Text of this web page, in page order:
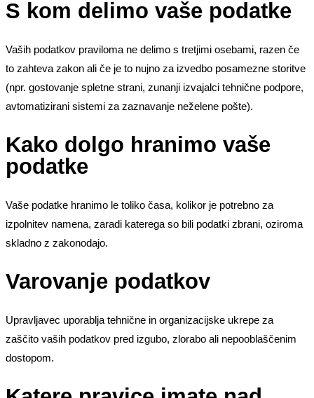
S kom delimo vaše podatke
Vaših podatkov praviloma ne delimo s tretjimi osebami, razen če
to zahteva zakon ali če je to nujno za izvedbo posamezne storitve
(npr. gostovanje spletne strani, zunanji izvajalci tehnične podpore,
avtomatizirani sistemi za zaznavanje neželene pošte).
Kako dolgo hranimo vaše
podatke
Vaše podatke hranimo le toliko časa, kolikor je potrebno za
izpolnitev namena, zaradi katerega so bili podatki zbrani, oziroma
skladno z zakonodajo.
Varovanje podatkov
Upravljavec uporablja tehnične in organizacijske ukrepe za
zaščito vaših podatkov pred izgubo, zlorabo ali nepooblaščenim
dostopom.